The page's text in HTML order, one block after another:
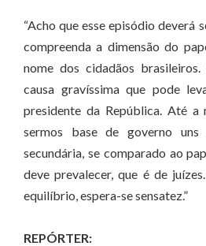
“Acho que esse episódio deverá
compreenda a dimensão do
nome dos cidadãos
causa gravíssima que pode
presidente da República. Até a
sermos base de governo
secundária, se comparado ao
deve prevalecer, que é de
equilíbrio, espera-se sensatez.”
REPÓRTER: